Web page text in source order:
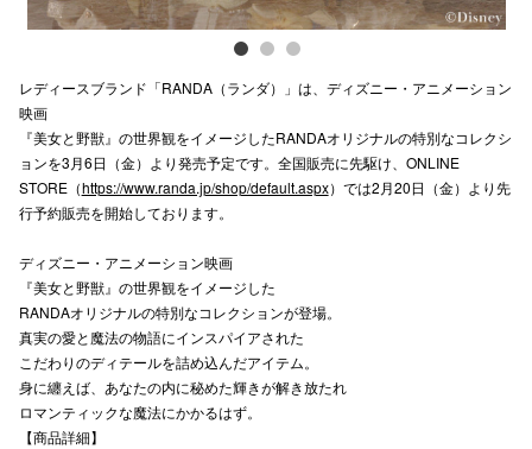
レディースブランド「RANDA（ランダ）」は、ディズニー・アニメーション
映画
『美女と野獣』の世界観をイメージしたRANDAオリジナルの特別なコレクシ
ョンを3月6日（金）より発売予定です。全国販売に先駆け、ONLINE
STORE（https://www.randa.jp/shop/default.aspx）では2月20日（金）より先
行予約販売を開始しております。
ディズニー・アニメーション映画
『美女と野獣』の世界観をイメージした
RANDAオリジナルの特別なコレクションが登場。
真実の愛と魔法の物語にインスパイアされた
こだわりのディテールを詰め込んだアイテム。
身に纏えば、あなたの内に秘めた輝きが解き放たれ
ロマンティックな魔法にかかるはず。
【商品詳細】
企業情報
プライバシ
利用規約
ソーシャル